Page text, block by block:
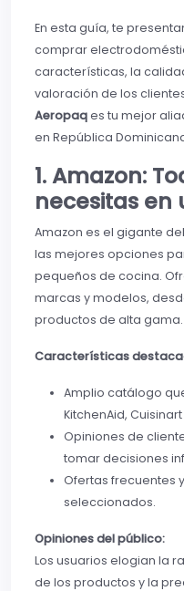
En esta guía, te
comprar
características, la
valoración de los
Aeropaqes tu mejor
en República
1. Amazon:
necesitas en
Amazon es el gigante
las mejores opciones
pequeños de cocina.
marcas y modelos,
productos de alta gama.
Características
Amplio catálogo
KitchenAid, Cuisinart
Opiniones de
tomar decisiones
Ofertas frecuentes
seleccionados.
Opiniones del público:
Los usuarios elogian la
de los productos y la